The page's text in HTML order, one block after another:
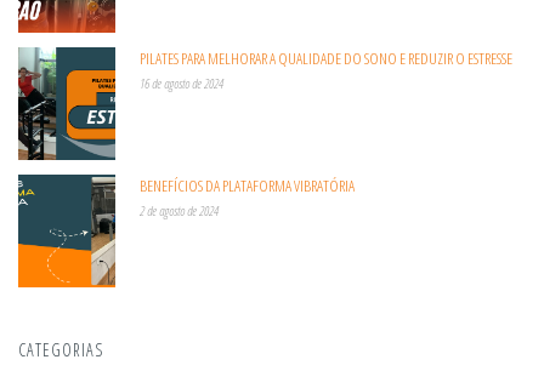
PILATES PARA MELHORAR A QUALIDADE DO SONO E REDUZIR O ESTRESSE
16 de agosto de 2024
BENEFÍCIOS DA PLATAFORMA VIBRATÓRIA
2 de agosto de 2024
CATEGORIAS